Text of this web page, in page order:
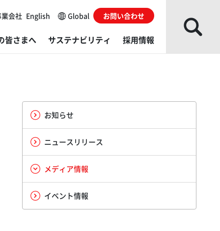
会社 English Global お問い合わせ
ーバルネットワーク
からの評価
ブラリー
から探す
から探す
・製造／販売・サービス拠点
・製造／販売・サービス拠点
ダ・グローバルイノベーションセンター（AGIC）
ダ・テクニカルエデュケーションセンター（ATEC）
皆さまへ
レンダー
あるご質問
スクロージャーポリシー
用にあたっての注意事項
イトの使い方
サステナビリティ
レポート
チステークホルダー方針​
採用情報
に関するお問い合わせ
お知らせ
ニュースリリース
メディア情報
イベント情報